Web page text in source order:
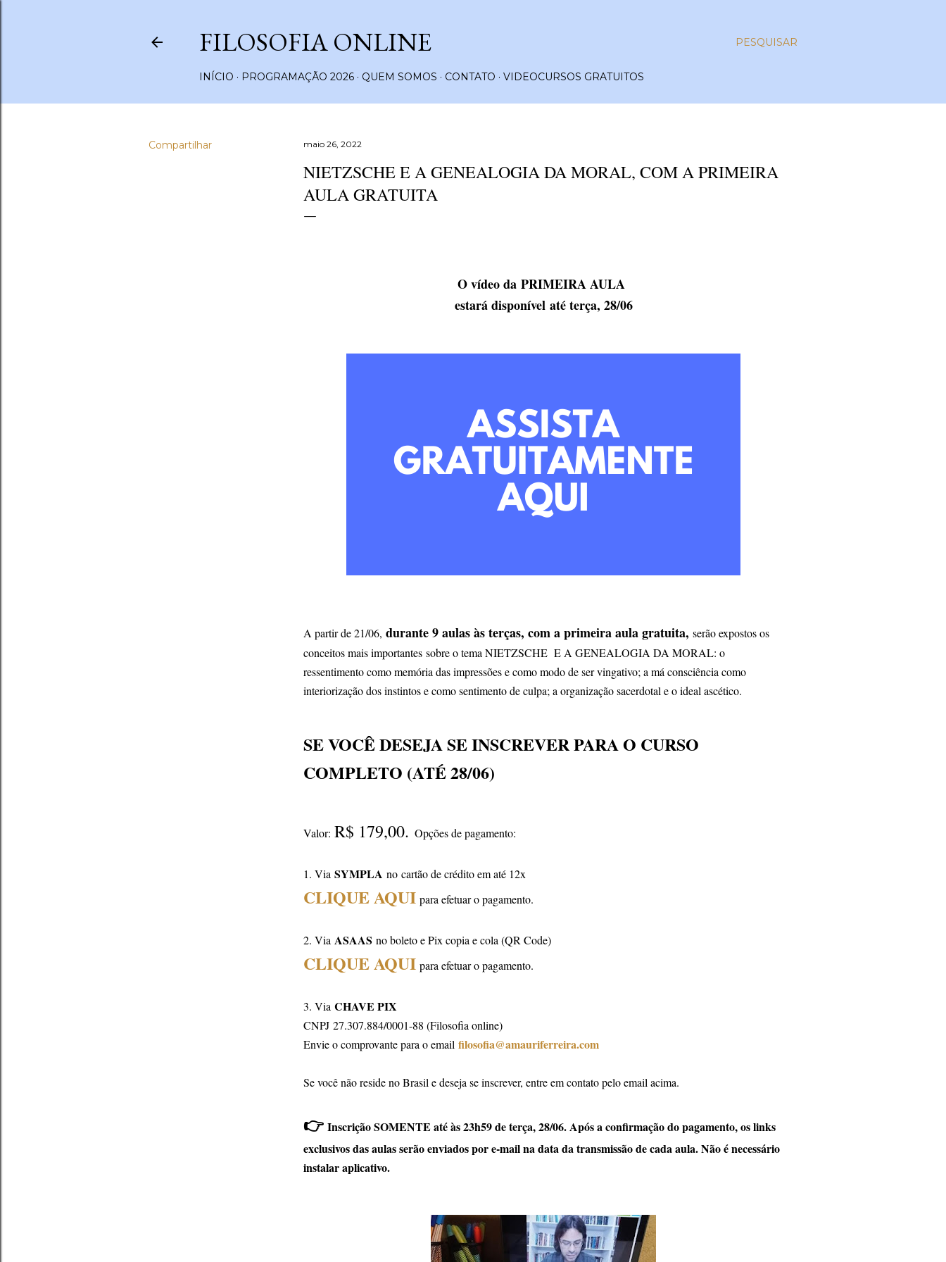
PESQUISAR
FILOSOFIA ONLINE
INÍCIO PROGRAMAÇÃO 2026 QUEM SOMOS CONTATO VIDEOCURSOS GRATUITOS
Compartilhar maio 26, 2022
NIETZSCHE E A GENEALOGIA DA MORAL, COM A PRIMEIRA
AULA GRATUITA
O vídeo da PRIMEIRA AULA
estará disponível até terça, 28/06
A partir de 21/06, durante 9 aulas às terças, com a primeira aula gratuita, serão expostos os
conceitos mais importantes sobre o tema NIETZSCHE E A GENEALOGIA DA MORAL: o
ressentimento como memória das impressões e como modo de ser vingativo; a má consciência como
interiorização dos instintos e como sentimento de culpa; a organização sacerdotal e o ideal ascético.
SE VOCÊ DESEJA SE INSCREVER PARA O CURSO
COMPLETO (ATÉ 28/06)
Valor: R$ 179,00. Opções de pagamento:
1. Via SYMPLA no cartão de crédito em até 12x
CLIQUE AQUI para efetuar o pagamento.
2. Via ASAAS no boleto e Pix copia e cola (QR Code)
CLIQUE AQUI para efetuar o pagamento.
3. Via CHAVE PIX
CNPJ 27.307.884/0001-88 (Filosofia online)
Envie o comprovante para o email filosofia@amauriferreira.com
Se você não reside no Brasil e deseja se inscrever, entre em contato pelo email acima.
👉 Inscrição SOMENTE até às 23h59 de terça, 28/06. Após a confirmação do pagamento, os links
exclusivos das aulas serão enviados por e-mail na data da transmissão de cada aula. Não é necessário
instalar aplicativo.